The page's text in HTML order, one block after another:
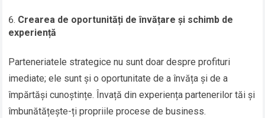
Crearea de oportunități de învățare și schimb de
experiență
Parteneriatele strategice nu sunt doar despre profituri
imediate; ele sunt și o oportunitate de a învăța și de a
împărtăși cunoștințe. Învață din experiența partenerilor tăi și
îmbunătățește-ți propriile procese de business.